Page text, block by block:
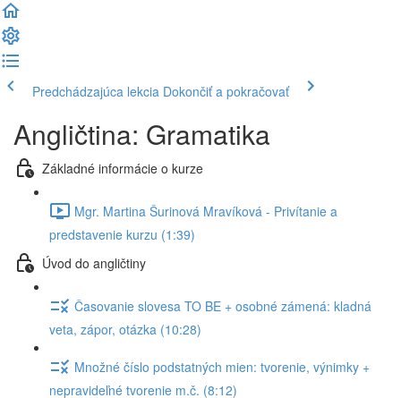
Predchádzajúca lekcia Dokončiť a pokračovať
Angličtina: Gramatika
Základné informácie o kurze
Mgr. Martina Šurinová Mravíková - Privítanie a
predstavenie kurzu (1:39)
Úvod do angličtiny
Časovanie slovesa TO BE + osobné zámená: kladná
veta, zápor, otázka (10:28)
Množné číslo podstatných mien: tvorenie, výnimky +
nepravideľné tvorenie m.č. (8:12)